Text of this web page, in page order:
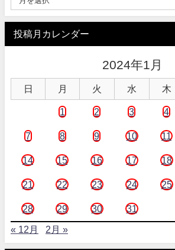
投稿月カレンダー
2024年1月
日 月 火 水 木
1 2 3 4
7 8 9 10 11
14 15 16 17 18
21 22 23 24 25
28 29 30 31
« 12月 2月 »